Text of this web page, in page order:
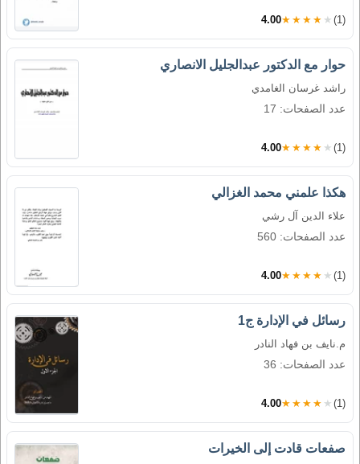
4.00★★★★★ (1)
حوار مع الدكتور عبدالجليل الانصاري
راشد غرسان الغامدي
عدد الصفحات: 17
4.00★★★★★ (1)
هكذا علمني محمد الغزالي
علاء الدين آل رشي
عدد الصفحات: 560
4.00★★★★★ (1)
رسائل في الإدارة ج1
م.نايف بن فهاد النادر
عدد الصفحات: 36
4.00★★★★★ (1)
صفعات قادت إلى الخيرات